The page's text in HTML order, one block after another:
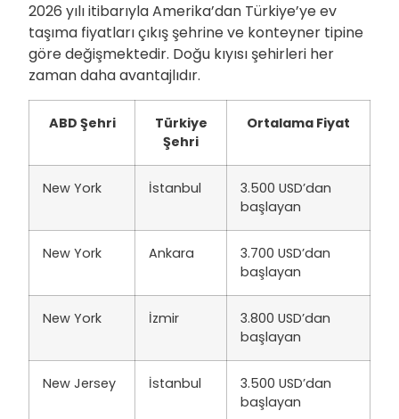
2026 yılı itibarıyla Amerika’dan Türkiye’ye ev
taşıma fiyatları çıkış şehrine ve konteyner tipine
göre değişmektedir. Doğu kıyısı şehirleri her
zaman daha avantajlıdır.
ABD Şehri
Türkiye
Şehri
Ortalama Fiyat
New York İstanbul
3.500 USD’dan
başlayan
New York Ankara
3.700 USD’dan
başlayan
New York İzmir
3.800 USD’dan
başlayan
New Jersey İstanbul
3.500 USD’dan
başlayan